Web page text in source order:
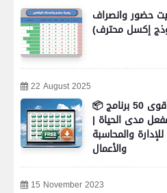
حضور وانصراف
إكسل محترف)
22 August 2025
📦 حزمة العمالقة! تحميل أقوى 50 برنامج
مدى الحياة |
والمحاسبة
والأعمال
15 November 2023